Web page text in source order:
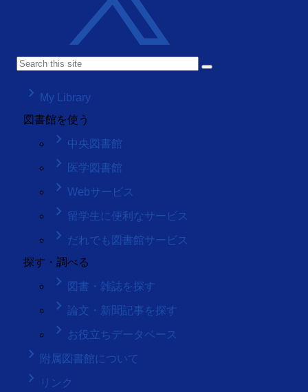
keyboard_arrow_right
My Library
図書館を使う
keyboard_arrow_right 中央図書館
keyboard_arrow_right 医学図書館
keyboard_arrow_right Webサービス
keyboard_arrow_right 留学生に便利なサービス
keyboard_arrow_right だれでも図書館サービス
探す・調べる
keyboard_arrow_right 図書・雑誌を探す
keyboard_arrow_right 論文・新聞記事を探す
keyboard_arrow_right お役立ちデータベース
keyboard_arrow_right 附属図書館について
keyboard_arrow_right リンク